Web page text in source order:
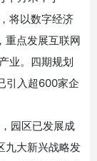
将以数字经济
重点发展互联网
业。四期规划
引入超600家企
园区已发展成
九大新兴战略发